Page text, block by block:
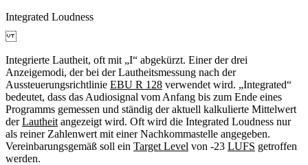
Integrated Loudness
Integrierte Lautheit, oft mit „I“ abgekürzt. Einer der drei
Anzeigemodi, der bei der Lautheitsmessung nach der
Aussteuerungsrichtlinie EBU R 128 verwendet wird. „Integrated“
bedeutet, dass das Audiosignal vom Anfang bis zum Ende eines
Programms gemessen und ständig der aktuell kalkulierte Mittelwert
derLautheit angezeigt wird. Oft wird die Integrated Loudness nur
als reiner Zahlenwert mit einer Nachkommastelle angegeben.
Vereinbarungsgemäß soll ein Target Level von -23 LUFS getroffen
werden.